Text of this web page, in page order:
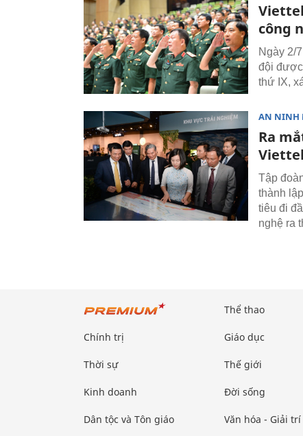
công
Ngày 2/
đội được
thứ IX,
AN NINH
Ra
Tập
thành
tiêu đi
nghệ ra
Chính trị
Thời sự
Kinh doanh
Dân tộc và Tôn giáo
Thể thao
Giáo dục
Thế giới
Đời sống
Văn hóa - Giải trí